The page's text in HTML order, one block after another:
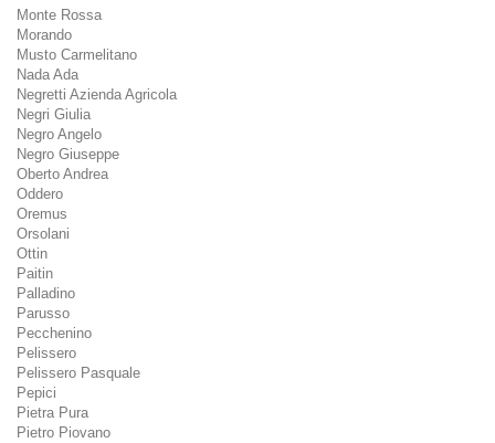
Monte Rossa
Morando
Musto Carmelitano
Nada Ada
Negretti Azienda Agricola
Negri Giulia
Negro Angelo
Negro Giuseppe
Oberto Andrea
Oddero
Oremus
Orsolani
Ottin
Paitin
Palladino
Parusso
Pecchenino
Pelissero
Pelissero Pasquale
Pepici
Pietra Pura
Pietro Piovano